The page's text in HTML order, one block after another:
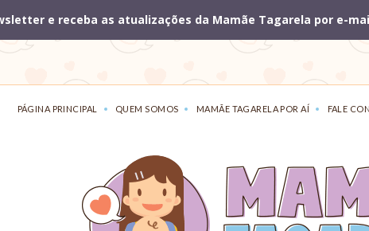
PÁGINA PRINCIPAL QUEM SOMOS MAMÃE TAGARELA POR AÍ FALE